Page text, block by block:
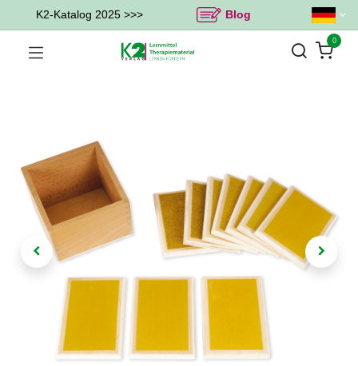
K2-Katalog 2025 >>> Blog
0